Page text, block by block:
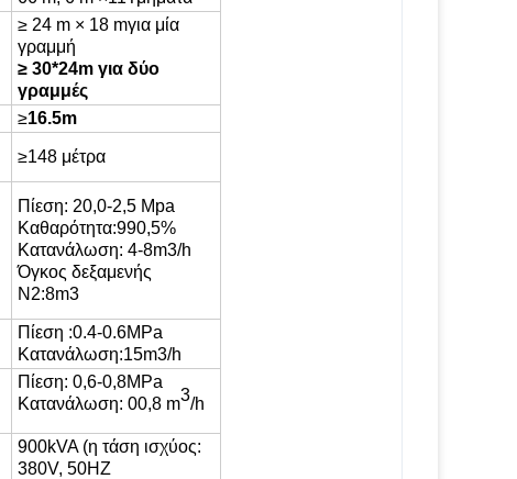
≥ 24 m × 18 mγια μία
γραμμή
≥ 30*24m για δύο
γραμμές
≥16.5m
≥148 μέτρα
Πίεση: 20,0-2,5 Mpa
Καθαρότητα:990,5%
Κατανάλωση: 4-8m3/h
Όγκος δεξαμενής
N2:8m3
Πίεση :0.4-0.6MPa
Κατανάλωση:15m3/h
Πίεση: 0,6-0,8MPa
Κατανάλωση: 00,8 m3/h
900kVA (η τάση ισχύος:
380V, 50HZ